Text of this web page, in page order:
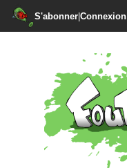
S'abonner|Connexion